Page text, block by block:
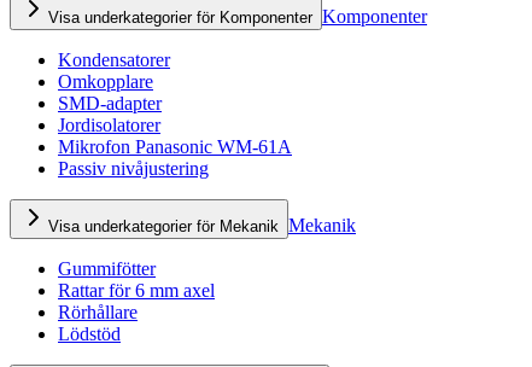
Visa underkategorier för Komponenter Komponenter
Kondensatorer
Omkopplare
SMD-adapter
Jordisolatorer
Mikrofon Panasonic WM-61A
Passiv nivåjustering
Visa underkategorier för Mekanik Mekanik
Gummifötter
Rattar för 6 mm axel
Rörhållare
Lödstöd